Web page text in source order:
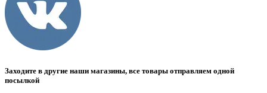
Заходите в другие наши магазины, все товары отправляем одной
посылкой